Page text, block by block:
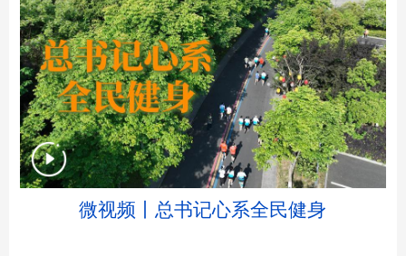
文化产业
地方频道
北京 天津 河北 山西
辽宁 吉林 上海 江苏
微视频丨总书记心系全民健身